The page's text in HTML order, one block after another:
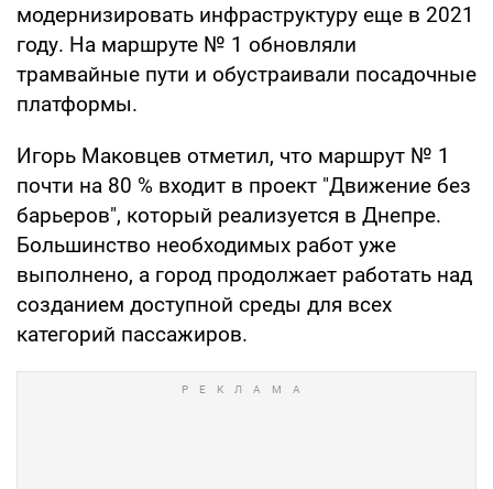
модернизировать инфраструктуру еще в 2021
году. На маршруте № 1 обновляли
трамвайные пути и обустраивали посадочные
платформы.
Игорь Маковцев отметил, что маршрут № 1
почти на 80 % входит в проект "Движение без
барьеров", который реализуется в Днепре.
Большинство необходимых работ уже
выполнено, а город продолжает работать над
созданием доступной среды для всех
категорий пассажиров.